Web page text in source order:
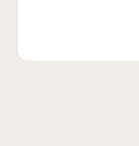
スプランキー